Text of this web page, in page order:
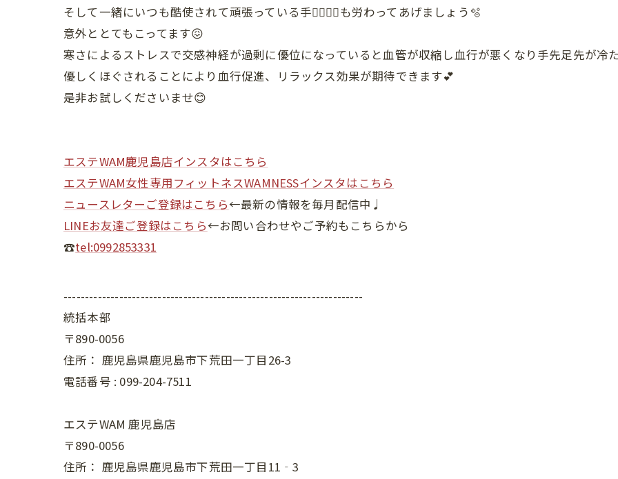
そして一緒にいつも酷使されて頑張っている手🖐🏻🤚🏻も労わってあげましょう🫧
意外ととてもこってます😖
寒さによるストレスで交感神経が過剰に優位になっていると血管が収縮し血行が悪くなり手先足先が冷
優しくほぐされることにより血行促進、リラックス効果が期待できます💕
是非お試しくださいませ😊
エステWAM鹿児島店インスタはこちら
エステWAM女性専用フィットネスWAMNESSインスタはこちら
ニュースレターご登録はこちら←最新の情報を毎月配信中♩
LINEお友達ご登録はこちら←お問い合わせやご予約もこちらから
☎tel:0992853331
----------------------------------------------------------------------
統括本部
〒890-0056
住所： 鹿児島県鹿児島市下荒田一丁目26-3
電話番号 : 099-204-7511
エステWAM 鹿児島店
〒890-0056
住所： 鹿児島県鹿児島市下荒田一丁目11‐3